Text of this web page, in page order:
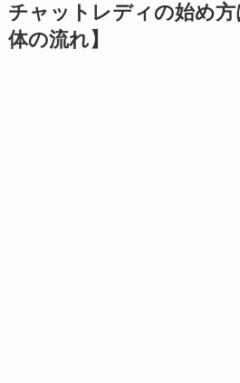
チャットレディの始め
体の流れ】